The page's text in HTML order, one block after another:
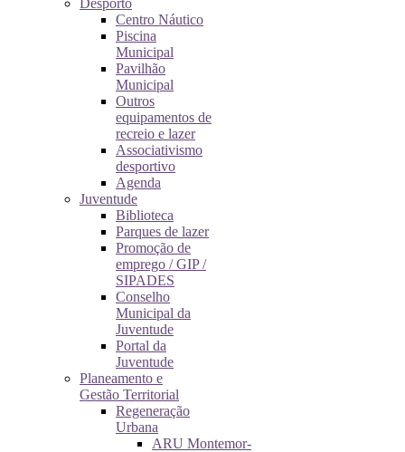
Desporto
Centro Náutico
Piscina
Municipal
Pavilhão
Municipal
Outros
equipamentos de
recreio e lazer
Associativismo
desportivo
Agenda
Juventude
Biblioteca
Parques de lazer
Promoção de
emprego / GIP /
SIPADES
Conselho
Municipal da
Juventude
Portal da
Juventude
Planeamento e
Gestão Territorial
Regeneração
Urbana
ARU Montemor-